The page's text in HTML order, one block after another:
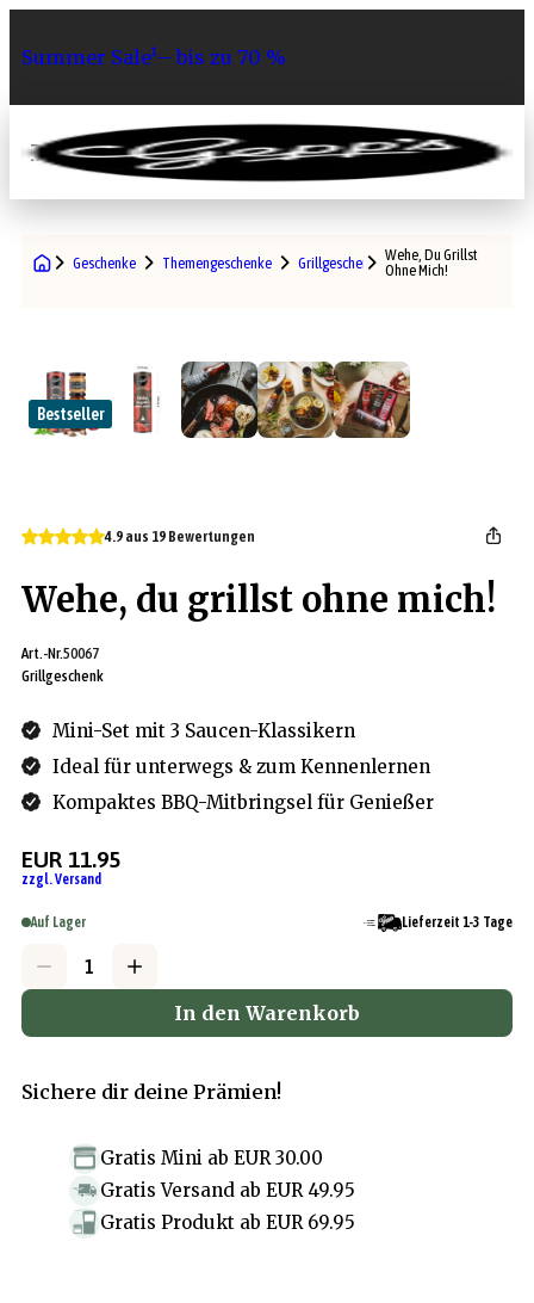
Summer Sale¹– bis zu 70 %
0
Geschenke Themengeschenke Grillgeschenke Wehe, Du Grillst
Ohne Mich!
Bestseller
4.9 aus 19 Bewertungen
Wehe, du grillst ohne mich!
Art.-Nr.50067
Grillgeschenk
Mini-Set mit 3 Saucen-Klassikern
Ideal für unterwegs & zum Kennenlernen
Kompaktes BBQ-Mitbringsel für Genießer
EUR 11.95
zzgl. Versand
Auf Lager Lieferzeit 1-3 Tage
In den Warenkorb
Sichere dir deine Prämien!
Gratis Mini ab EUR 30.00
Gratis Versand ab EUR 49.95
Gratis Produkt ab EUR 69.95